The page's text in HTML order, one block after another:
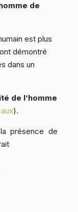
de
est plus
démontré
dans un
de l’homme
).
présence de